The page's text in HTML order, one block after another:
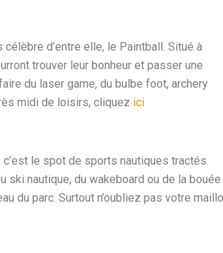
d’entre elle, le Paintball. Situé à
trouver leur bonheur et passer une
du laser game, du bulbe foot, archery
midi de loisirs, cliquez ici
le spot de sports nautiques tractés.
ski nautique, du wakeboard ou de la bouée
du parc. Surtout n’oubliez pas votre